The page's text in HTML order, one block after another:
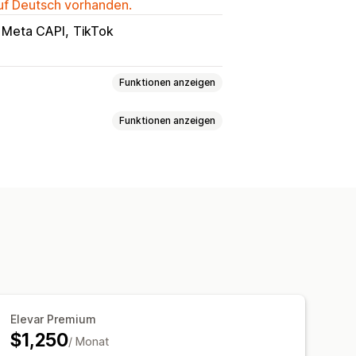
Deutsch vorhanden.
Meta CAPI TikTok
Funktionen anzeigen
pro Akquisition
Traffic-Quelle
Funktionen anzeigen
Elevar Premium
$1,250/ Monat